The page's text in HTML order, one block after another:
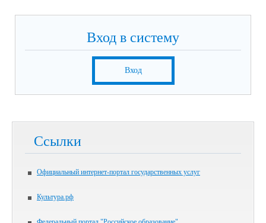
Вход в систему
Вход
Ссылки
Официальный интернет-портал государственных услуг
Культура.рф